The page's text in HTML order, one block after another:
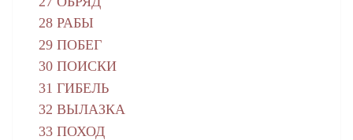
28 РАБЫ
29 ПОБЕГ
30 ПОИСКИ
31 ГИБЕЛЬ
32 ВЫЛАЗКА
33 ПОХОД